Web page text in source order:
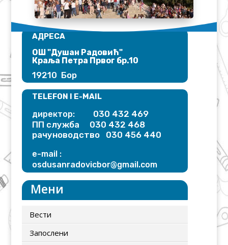
АДРЕСА
ОШ "Душан Радовић"​
Краља Петра Првог бр.10
19210 Бор
TELEFON I E-MAIL
директор: 030 432 469
ПП служба 030 432 468
рачуноводство 030 456 440
e-mail :
osdusanradovicbor@gmail.com
Мени
Вести
Запослени